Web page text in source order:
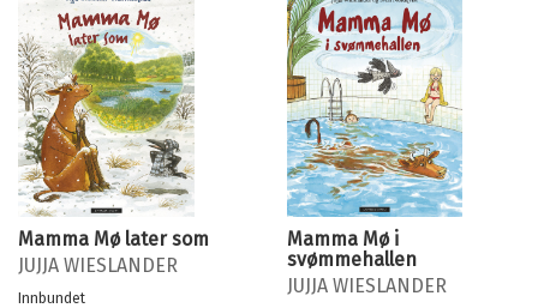
Mamma Mø later som
JUJJA WIESLANDER
Innbundet
Mamma Mø i
svømmehallen
JUJJA WIESLANDER